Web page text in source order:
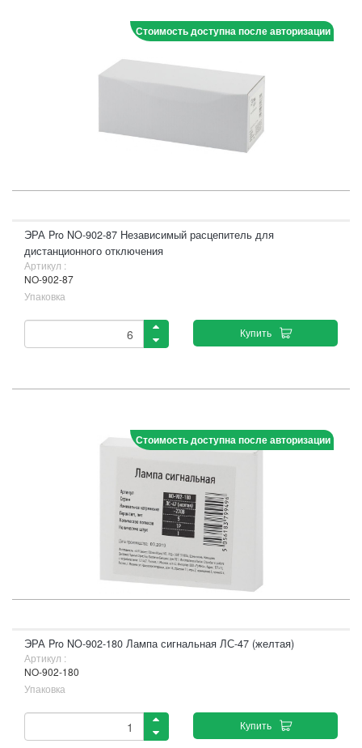
Стоимость доступна после авторизации
ЭРА Pro NO-902-87 Независимый расцепитель для
дистанционного отключения
Артикул :
NO-902-87
Упаковка
Купить
Стоимость доступна после авторизации
ЭРА Pro NO-902-180 Лампа сигнальная ЛС-47 (желтая)
Артикул :
NO-902-180
Упаковка
Купить